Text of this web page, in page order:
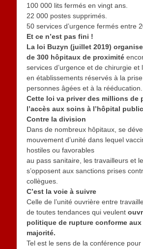
100 000 lits fermés en vingt ans.
22 000 postes supprimés.
50 services d’urgence fermés entre
Et ce n’est pas fini !
La loi Buzyn (juillet 2019)
de 300 hôpitaux de proximité
services d’urgence et de chirurgie et
en établissements réservés à la
personnes âgées et à la rééducation.
Cette loi va priver des millions de
l’accès aux soins à l’hôpital
Contre la division
Dans de nombreux hôpitaux, se
mouvement d’unité dans lequel
hostiles ou favorables
au pass sanitaire, les travailleurs et
s’opposent aux sanctions prises
collègues.
C’est la voie à suivre
Celle de l’unité ouvrière entre
de toutes tendances qui veulent
politique de rupture conforme
majorité.
Tel est le sens de la conférence pour